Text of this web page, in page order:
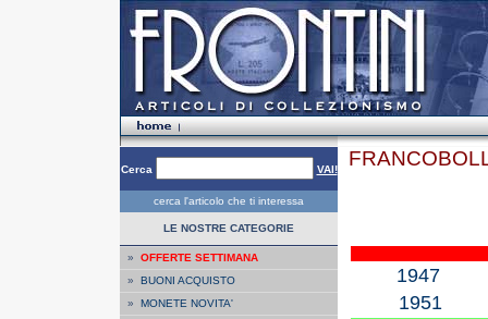
Cerca VAI!
cerca l'articolo che ti interessa
LE NOSTRE CATEGORIE
» OFFERTE SETTIMANA
» BUONI ACQUISTO
» MONETE NOVITA'
1947
1951